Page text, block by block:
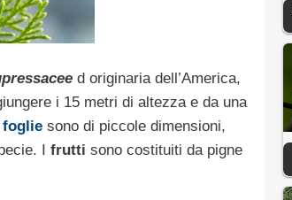
d originaria dell’America,
i 15 metri di altezza e da una
fogliesono di piccole dimensioni,
I frutti sono costituiti da pigne